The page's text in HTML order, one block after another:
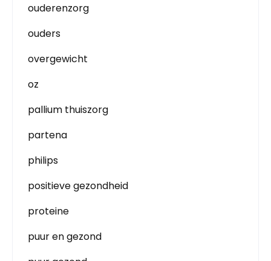
ouderenzorg
ouders
overgewicht
oz
pallium thuiszorg
partena
philips
positieve gezondheid
proteine
puur en gezond